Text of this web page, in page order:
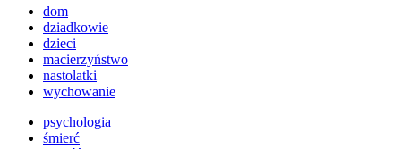
dom
dziadkowie
dzieci
macierzyństwo
nastolatki
wychowanie
psychologia
śmierć